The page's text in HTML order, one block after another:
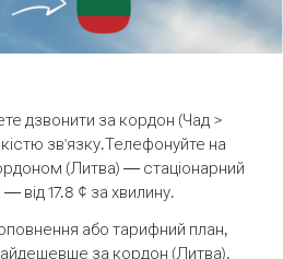
дзвонити за кордон (Чад >
зв'язку.Телефонуйте на
(Литва) — стаціонарний
від 17.8 ¢ за хвилину.
або тарифний план,
за кордон (Литва).